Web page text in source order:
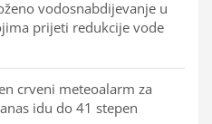
vodosnabdijevanje u
prijeti redukcije vode
crveni meteoalarm za
idu do 41 stepen